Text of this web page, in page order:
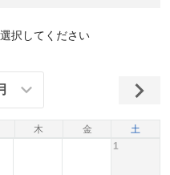
択してください
木 金 土
1